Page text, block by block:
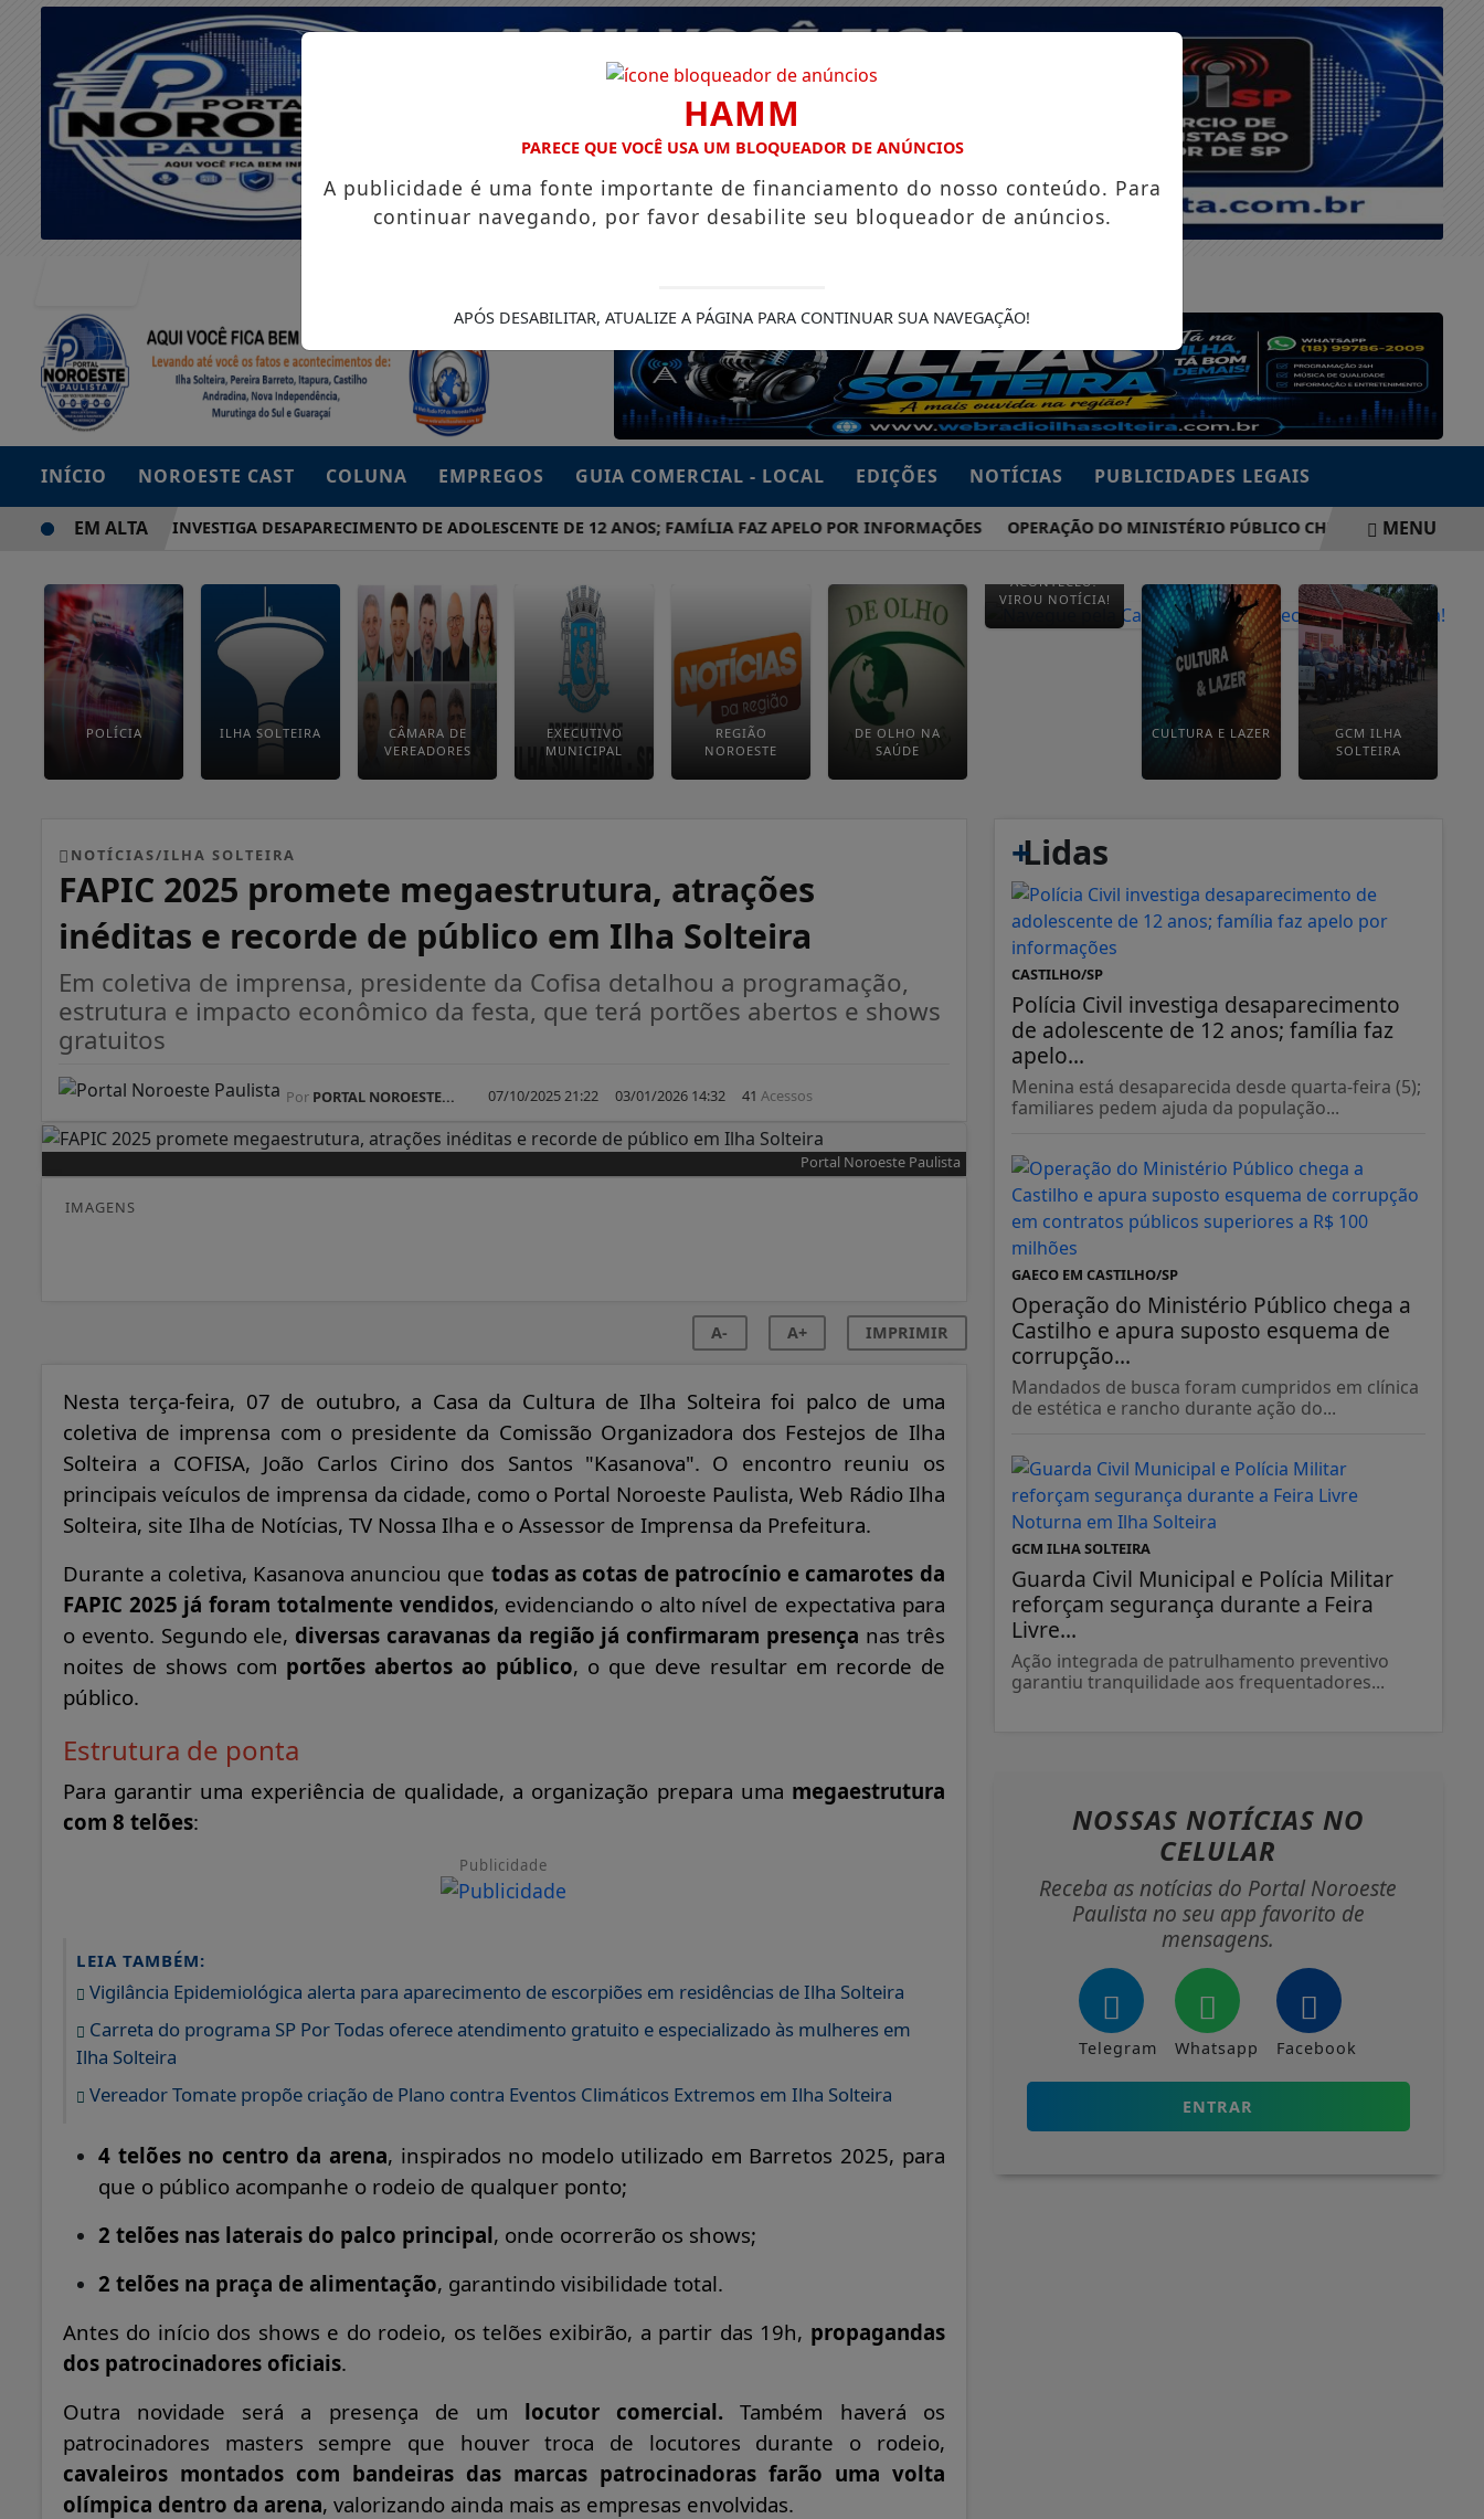
INÍCIO NOROESTE CAST COLUNA EMPREGOS GUIA COMERCIAL - LOCAL EDIÇÕES NOTÍCIAS PUBLICIDADES LEGAIS
POLÍCIA CIVIL INVESTIGA DESAPARECIMENTO DE ADOLESCENTE DE 12 ANOS; FAMÍLIA FAZ APELO POR INFORMAÇÕES OPERAÇÃO DO MINISTÉRIO PÚBLICO CHEGA A CASTILHO E
EM ALTA MENU
POLÍCIA ILHA SOLTEIRA
CÂMARA DE
VEREADORES
EXECUTIVO
MUNICIPAL
REGIÃO
NOROESTE
DE OLHO NA
SAÚDE
ACONTECEU?
VIROU NOTÍCIA!
CULTURA E LAZER
GCM ILHA
SOLTEIRA
NOTÍCIAS/ILHA SOLTEIRA
FAPIC 2025 promete megaestrutura, atrações
inéditas e recorde de público em Ilha Solteira
Em coletiva de imprensa, presidente da Cofisa detalhou a programação,
estrutura e impacto econômico da festa, que terá portões abertos e shows
gratuitos
Por PORTAL NOROESTE... 07/10/2025 21:22 03/01/2026 14:32 41 Acessos
Portal Noroeste Paulista
IMAGENS
A- A+ IMPRIMIR
Nesta terça-feira, 07 de outubro, a Casa da Cultura de Ilha Solteira foi palco de uma
coletiva de imprensa com o presidente da Comissão Organizadora dos Festejos de Ilha
Solteira a COFISA, João Carlos Cirino dos Santos "Kasanova". O encontro reuniu os
principais veículos de imprensa da cidade, como o Portal Noroeste Paulista, Web Rádio Ilha
Solteira, site Ilha de Notícias, TV Nossa Ilha e o Assessor de Imprensa da Prefeitura.
Durante a coletiva, Kasanova anunciou que todas as cotas de patrocínio e camarotes da
FAPIC 2025 já foram totalmente vendidos, evidenciando o alto nível de expectativa para
o evento. Segundo ele, diversas caravanas da região já confirmaram presença nas três
noites de shows com portões abertos ao público, o que deve resultar em recorde de
público.
Estrutura de ponta
Para garantir uma experiência de qualidade, a organização prepara uma megaestrutura
com 8 telões:
Publicidade
LEIA TAMBÉM:
Vigilância Epidemiológica alerta para aparecimento de escorpiões em residências de Ilha Solteira
Carreta do programa SP Por Todas oferece atendimento gratuito e especializado às mulheres em
Ilha Solteira
Vereador Tomate propõe criação de Plano contra Eventos Climáticos Extremos em Ilha Solteira
4 telões no centro da arena, inspirados no modelo utilizado em Barretos 2025, para
que o público acompanhe o rodeio de qualquer ponto;
2 telões nas laterais do palco principal, onde ocorrerão os shows;
2 telões na praça de alimentação, garantindo visibilidade total.
Antes do início dos shows e do rodeio, os telões exibirão, a partir das 19h, propagandas
dos patrocinadores oficiais.
Outra novidade será a presença de um locutor comercial. Também haverá os
patrocinadores masters sempre que houver troca de locutores durante o rodeio,
cavaleiros montados com bandeiras das marcas patrocinadoras farão uma volta
olímpica dentro da arena, valorizando ainda mais as empresas envolvidas.
+
Lidas
CASTILHO/SP
Polícia Civil investiga desaparecimento
de adolescente de 12 anos; família faz
apelo...
Menina está desaparecida desde quarta-feira (5);
familiares pedem ajuda da população...
GAECO EM CASTILHO/SP
Operação do Ministério Público chega a
Castilho e apura suposto esquema de
corrupção...
Mandados de busca foram cumpridos em clínica
de estética e rancho durante ação do...
GCM ILHA SOLTEIRA
Guarda Civil Municipal e Polícia Militar
reforçam segurança durante a Feira
Livre...
Ação integrada de patrulhamento preventivo
garantiu tranquilidade aos frequentadores...
NOSSAS NOTÍCIAS NO
CELULAR
Receba as notícias do Portal Noroeste
Paulista no seu app favorito de
mensagens.
Telegram Whatsapp Facebook
ENTRAR
HAMM
PARECE QUE VOCÊ USA UM BLOQUEADOR DE ANÚNCIOS
A publicidade é uma fonte importante de financiamento do nosso conteúdo. Para
continuar navegando, por favor desabilite seu bloqueador de anúncios.
APÓS DESABILITAR, ATUALIZE A PÁGINA PARA CONTINUAR SUA NAVEGAÇÃO!